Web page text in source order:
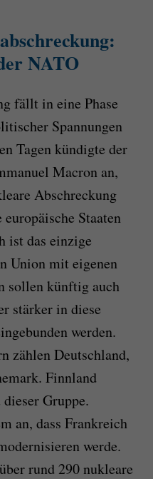
NATO
fällt in eine Phase
Spannungen
Tagen kündigte der
Macron an,
Abschreckung
Staaten
ist das einzige
Union mit eigenen
sollen künftig auch
stärker in diese
werden.
zählen Deutschland,
Finnland
Gruppe.
an, dass Frankreich
werde.
rund 290 nukleare